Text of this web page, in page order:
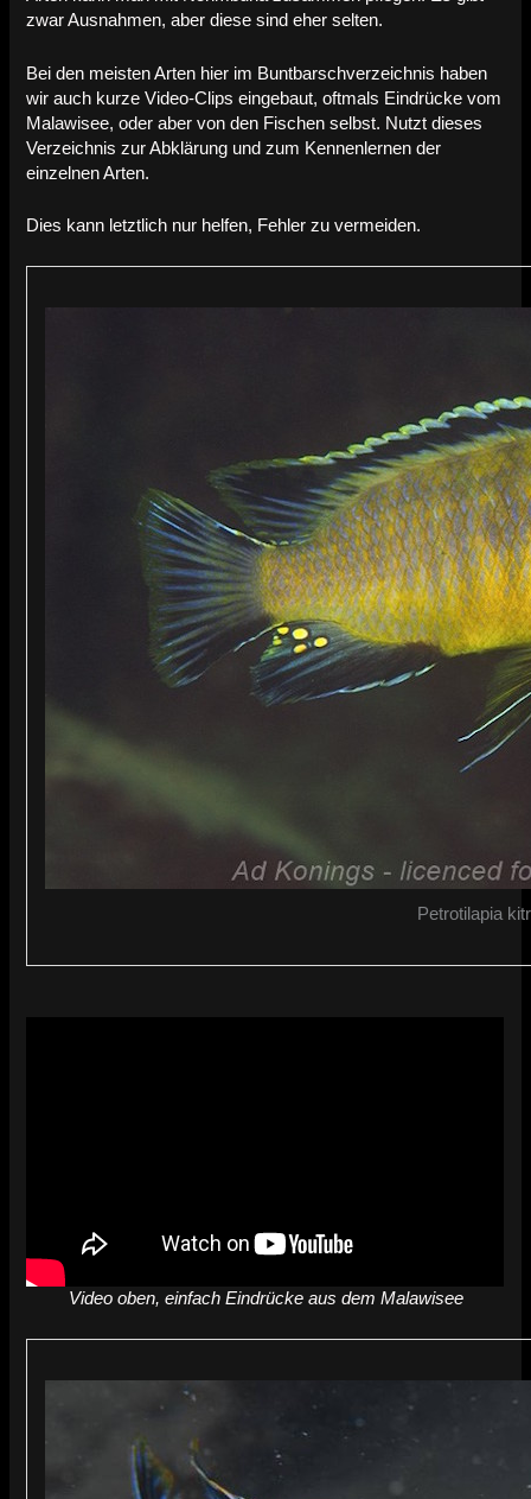
zwar Ausnahmen, aber diese sind eher selten.
Bei den meisten Arten hier im Buntbarschverzeichnis haben
wir auch kurze Video-Clips eingebaut, oftmals Eindrücke vom
Malawisee, oder aber von den Fischen selbst. Nutzt dieses
Verzeichnis zur Abklärung und zum Kennenlernen der
einzelnen Arten.
Dies kann letztlich nur helfen, Fehler zu vermeiden.
Petrotilapia
Video oben, einfach Eindrücke aus dem Malawisee